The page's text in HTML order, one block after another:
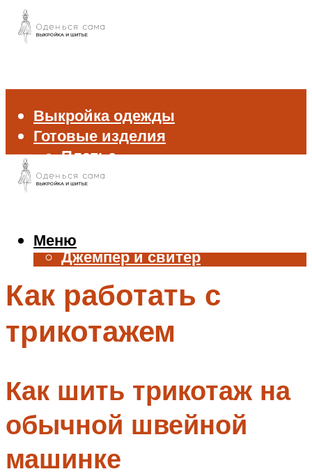
Выкройка одежды
Готовые изделия
Платье
Брюки
Жилет
Джемпер и свитер
Аксессуары
Меню
Меню
Как работать с
трикотажем
Как шить трикотаж на
обычной швейной
машинке